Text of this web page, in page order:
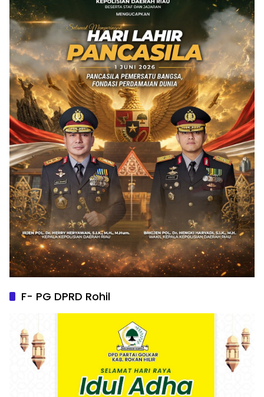
F- PG DPRD Rohil